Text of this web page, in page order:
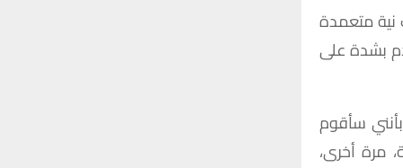
متعمدة
بشدة على
سأقوم
مرة أخرى،